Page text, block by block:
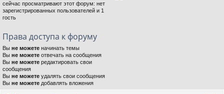
сейчас просматривают этот форум: нет
зарегистрированных пользователей и 1
гость
Права доступа к форуму
Вы не можете начинать темы
Вы не можете отвечать на сообщения
Вы не можете редактировать свои
сообщения
Вы не можете удалять свои сообщения
Вы не можете добавлять вложения